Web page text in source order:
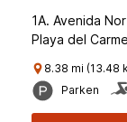
1A. Avenida
Playa del
8.38 mi (13.48
Parken